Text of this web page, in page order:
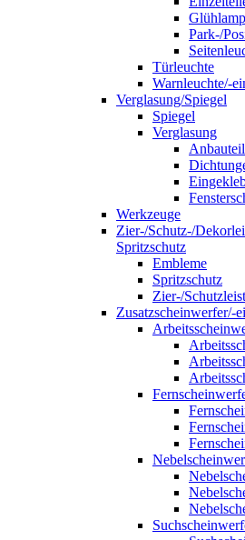
Park-/
Türleuchte
Warnleuchte/-
Verglasung/Spiegel
Spiegel
Verglasung
Werkzeuge
Zier-/Schutz-/
Spritzschutz
Embleme
Spritzschutz
Zier-/
Zusatzscheinwerfer/-